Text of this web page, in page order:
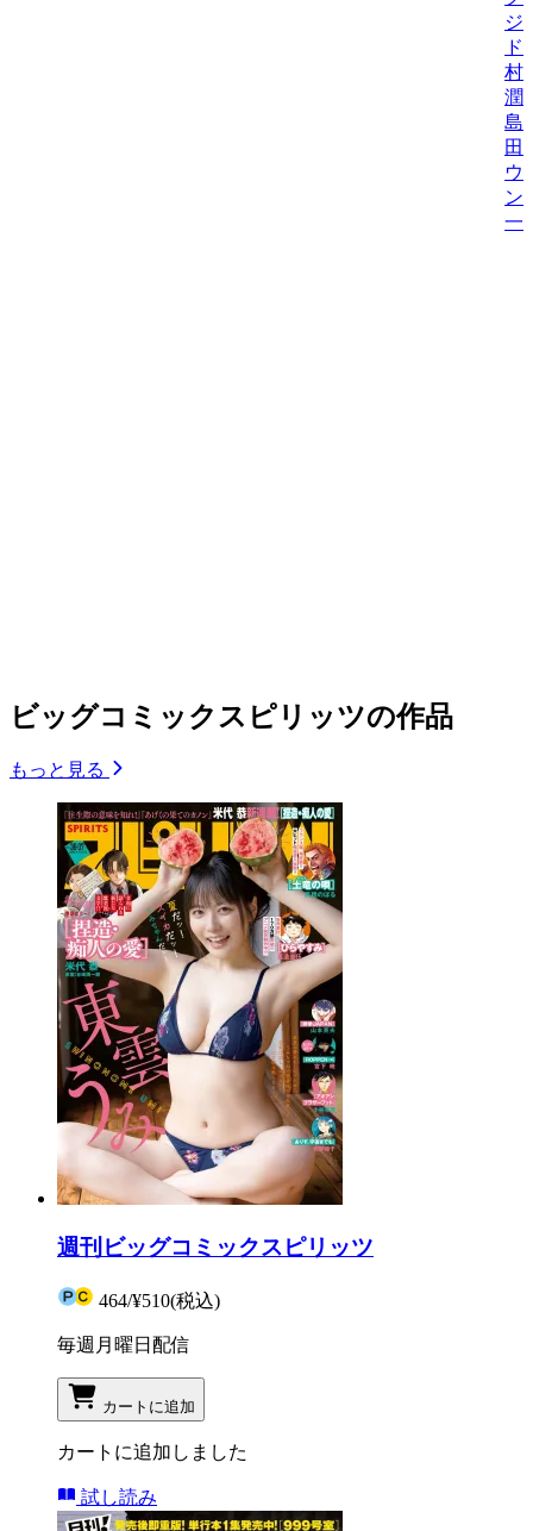
ジ
ド
村
潤/
島
田
ウ
ン
一
ビッグコミックスピリッツの作品
もっと見る
週刊ビッグコミックスピリッツ
464/¥510(税込)
毎週月曜日配信
カートに追加
カートに追加しました
試し読み